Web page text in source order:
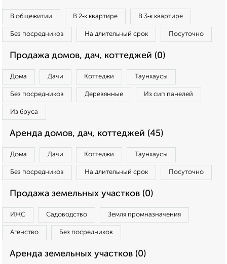
В общежитии В 2‑к квартире В 3‑к квартире
Без посредников На длительный срок Посуточно
Продажа домов, дач, коттеджей (0)
Дома Дачи Коттеджи Таунхаусы
Без посредников Деревянные Из сип панелей
Из бруса
Аренда домов, дач, коттеджей (45)
Дома Дачи Коттеджи Таунхаусы
Без посредников На длительный срок Посуточно
Продажа земельных участков (0)
ИЖС Садоводство Земля промназначения
Агенство Без посредников
Аренда земельных участков (0)